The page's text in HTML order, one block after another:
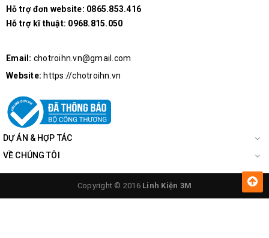
Hỗ trợ đơn website: 0865.853.416
Hỗ trợ kĩ thuật: 0968.815.050
Email: chotroihn.vn@gmail.com
Website: https://chotroihn.vn
DỰ ÁN & HỢP TÁC
VỀ CHÚNG TÔI
Copyright © 2016 Linh Kiện 3M